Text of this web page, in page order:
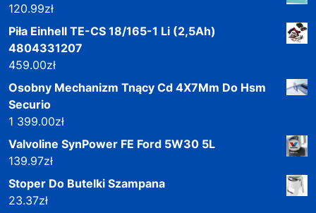
120.99zł
Piła Einhell TE-CS 18/165-1 Li (2,5Ah)
4804331207
459.00zł
Osobny Mechanizm Tnący Cd 4X7Mm Do Hsm
Securio
1 399.00zł
Valvoline SynPower FE Ford 5W30 5L
139.97zł
Stoper Do Butelki Szampana
23.37zł